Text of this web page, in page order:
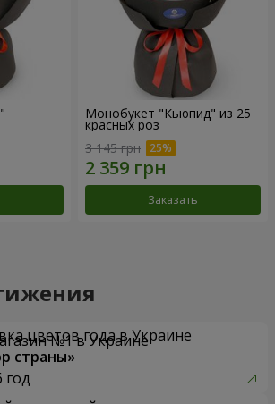
Монобукет "Кьюпид" из 25
красных роз
3 145 грн
Заказать
цветов года в Украине
страны»
год